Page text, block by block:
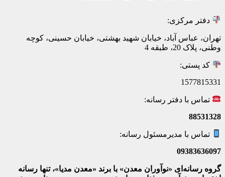
دفتر مرکزی:
تهران، عباس آباد، خیابان شهید بهشتی، خیابان حسینی، کوچه
وطنی، پلاک 20، طبقه 4
کد پستی:
1577815331
تماس با دفتر رسانه:
88531328
تماس با مدیرمسئول رسانه:
09383636097
گروه رسانه‌ای «نوآوران معدن» با برند «معدن مدیا»، تنها رسانه